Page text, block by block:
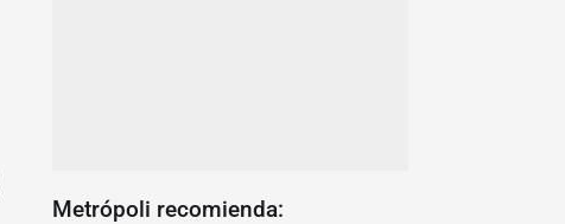
Metrópoli recomienda: